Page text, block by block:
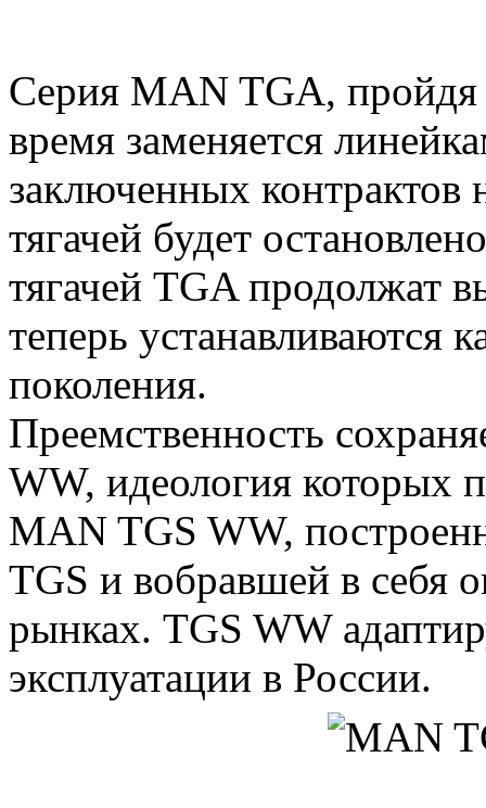
Серия MAN TGA, пройдя
время заменяется
заключенных контрактов
тягачей будет
тягачей TGA продолжат
теперь
поколения.
Преемственность
WW, идеология которых
MAN TGS WW,
TGS и вобравшей в себя
рынках. TGS WW
эксплуатации в России.